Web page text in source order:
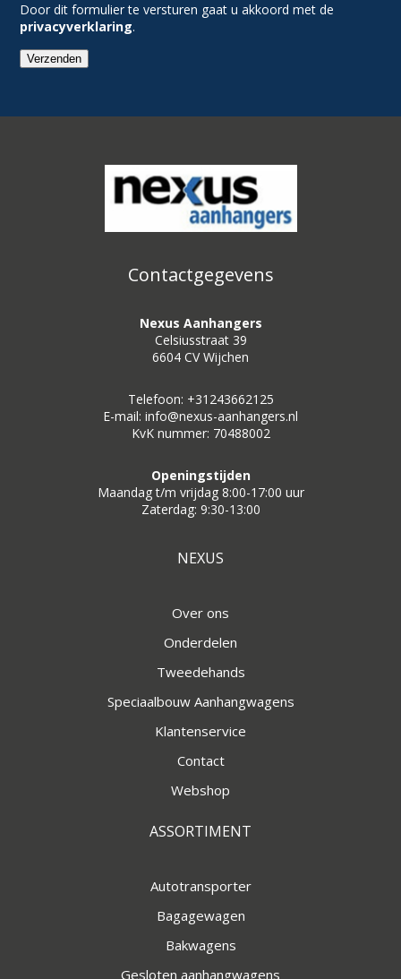
Door dit formulier te versturen gaat u akkoord met de
privacyverklaring.
Verzenden
Contactgegevens
Nexus Aanhangers
Celsiusstraat 39
6604 CV Wijchen
Telefoon: +31243662125
E-mail: info@nexus-aanhangers.nl
KvK nummer: 70488002
Openingstijden
Maandag t/m vrijdag 8:00-17:00 uur
Zaterdag: 9:30-13:00
NEXUS
Over ons
Onderdelen
Tweedehands
Speciaalbouw Aanhangwagens
Klantenservice
Contact
Webshop
ASSORTIMENT
Autotransporter
Bagagewagen
Bakwagens
Gesloten aanhangwagens